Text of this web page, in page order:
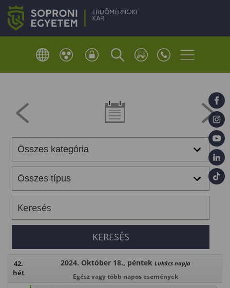
42.
hét
2024. Október 18., péntek Lukács napja
Egész vagy több napos események